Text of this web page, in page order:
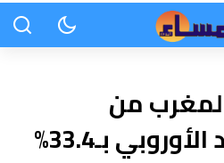
من
بـ33.4%